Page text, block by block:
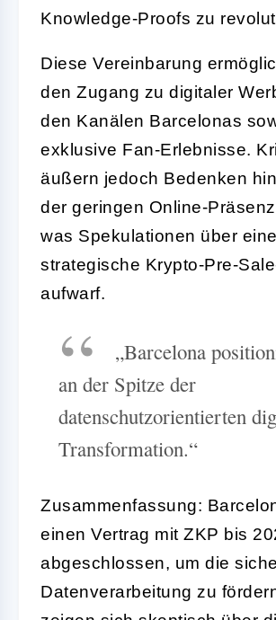
Knowledge-Proofs zu
Diese Vereinbarung
den Zugang zu digitaler
den Kanälen Barcelonas
exklusive Fan-Erlebnisse.
äußern jedoch Bedenken
der geringen Online-
was Spekulationen über eine
strategische Krypto-Pre-
aufwarf.
„Barcelona
an der Spitze der
datenschutzorientierten
Transformation.“
Zusammenfassung:
einen Vertrag mit ZKP bis
abgeschlossen, um die
Datenverarbeitung zu